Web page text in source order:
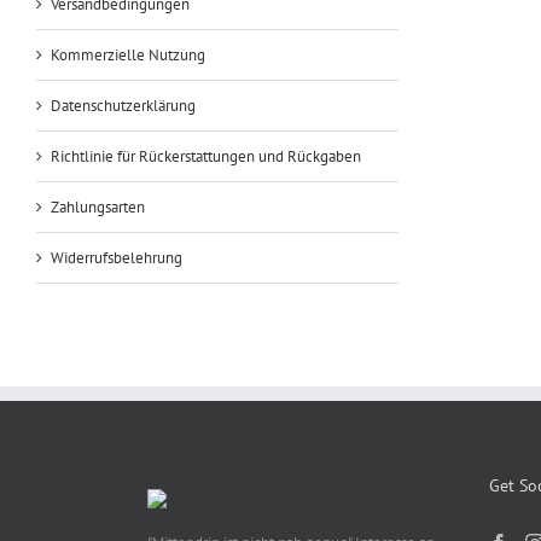
Versandbedingungen
Kommerzielle Nutzung
Datenschutzerklärung
Richtlinie für Rückerstattungen und Rückgaben
Zahlungsarten
Widerrufsbelehrung
Get